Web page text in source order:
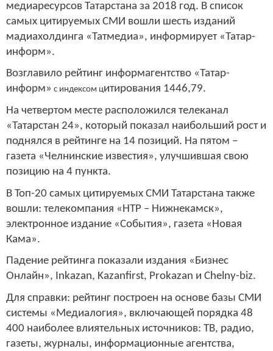
медиаресурсов Татарстана за 2018 год. В список
самых цитируемых СМИ вошли шесть изданий
мадиахолдинга «Татмедиа», информирует «Татар-
информ».
Возглавило рейтинг информагентство «Татар-
информ» с индексом цитирования 1446,79.
На четвертом месте расположился телеканал
«Татарстан 24», который показал наибольший рост и
поднялся в рейтинге на 14 позиций. На пятом –
газета «Челнинские известия», улучшившая свою
позицию на 4 пункта.
В Топ-20 самых цитируемых СМИ Татарстана также
вошли: телекомпания «НТР – Нижнекамск»,
электронное издание «События», газета «Новая
Кама».
Падение рейтинга показали издания «Бизнес
Онлайн», Inkazan, Kazanfirst, Prokazan и Chelny-biz.
Для справки: рейтинг построен на основе базы СМИ
системы «Медиалогия», включающей порядка 48
400 наиболее влиятельных источников: ТВ, радио,
газеты, журналы, информационные агентства,